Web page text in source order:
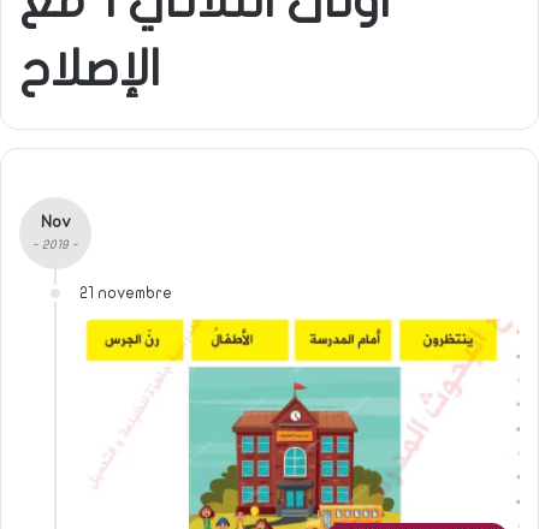
الإصلاح
Nov
- 2019 -
21 novembre